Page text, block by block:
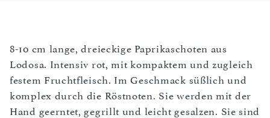
8-10 cm lange, dreieckige Paprikaschoten aus
Lodosa. Intensiv rot, mit kompaktem und zugleich
festem Fruchtfleisch. Im Geschmack süßlich und
komplex durch die Röstnoten. Sie werden mit der
Hand geerntet, gegrillt und leicht gesalzen. Sie sind